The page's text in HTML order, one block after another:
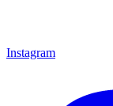
Instagram